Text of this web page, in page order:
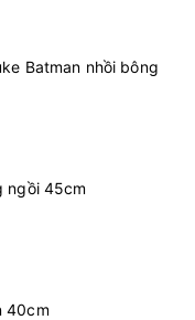
Batman nhồi bông
ngồi 45cm
40cm